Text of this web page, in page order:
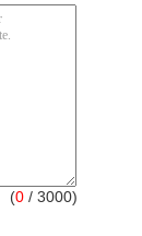
(0 / 3000)